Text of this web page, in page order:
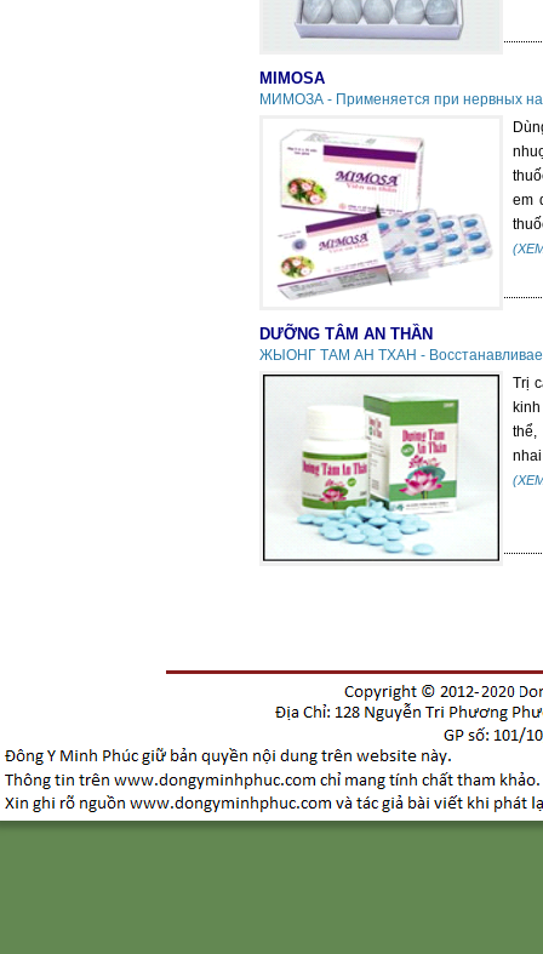
MIMOSA
МИМОЗА - Применяется при нервных
em
DƯỠNG TÂM AN THẦN
ЖЫОНГ ТАМ АН ТХАН -
Trị
thể,